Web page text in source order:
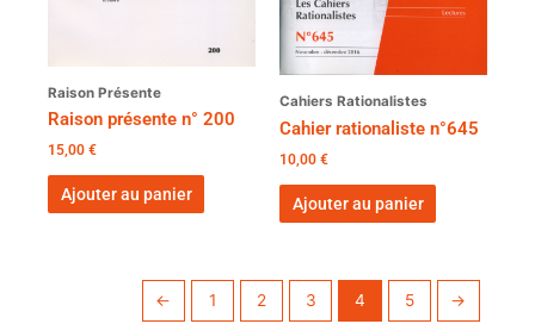
Raison Présente
Raison présente n° 200
15,00 €
Ajouter au panier
Cahiers Rationalistes
Cahier rationaliste n°645
10,00 €
Ajouter au panier
← 1 2 3 4 5 →